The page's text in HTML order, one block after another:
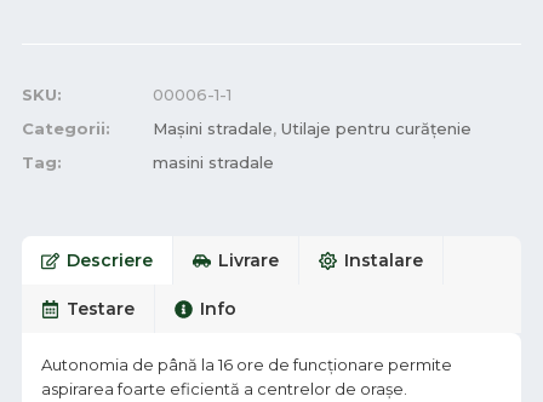
SKU:
00006-1-1
Categorii:
Mașini stradale, Utilaje pentru curățenie
Tag:
masini stradale
Descriere Livrare Instalare
Testare Info
Autonomia de până la 16 ore de funcționare permite
aspirarea foarte eficientă a centrelor de oraşe.